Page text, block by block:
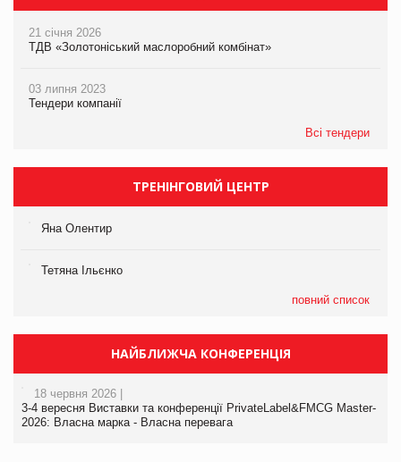
21 січня 2026
ТДВ «Золотоніський маслоробний комбінат»
03 липня 2023
Тендери компанії
Всі тендери
ТРЕНІНГОВИЙ ЦЕНТР
Яна Олентир
Тетяна Ільєнко
повний список
НАЙБЛИЖЧА КОНФЕРЕНЦІЯ
18 червня 2026 |
3-4 вересня Виставки та конференції PrivateLabel&FMCG Master-
2026: Власна марка - Власна перевага